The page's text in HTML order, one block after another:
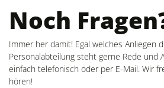
Noch
Immer her damit! Egal welches Anliegen
Personalabteilung steht gerne Rede und
einfach telefonisch oder per E-Mail. Wir
hören!